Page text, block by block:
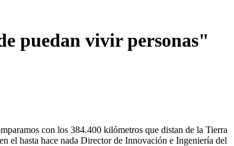
puedan vivir personas"
con los 384.400 kilómetros que distan de la Tierra
el hasta hace nada Director de Innovación e Ingeniería del